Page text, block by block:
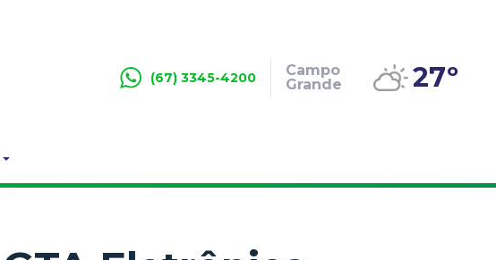
(67) 3345-4200
Campo
Grande
27º